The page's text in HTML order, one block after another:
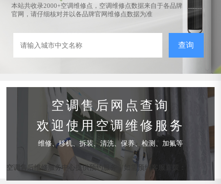
本站共收录2000+空调维修点，空调维修点数据来自于各品牌
官网，请仔细核对并以各品牌官网维修点数据为准
查询
空调售后网点查询
欢迎使用空调维修服务
维修、移机、拆装、清洗、保养、检测、加氟等
空调售后维修服务中心提供预约服务，如需预约客服直拨：